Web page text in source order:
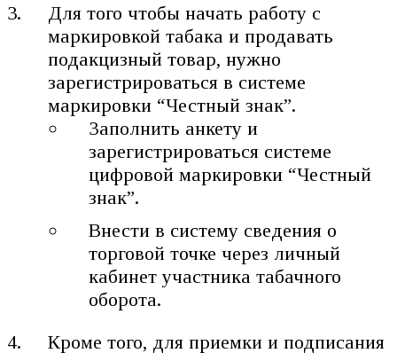
Для того чтобы начать работу с
маркировкой табака и продавать
подакцизный товар, нужно
зарегистрироваться в системе
маркировки “Честный знак”.
Заполнить анкету и
зарегистрироваться системе
цифровой маркировки “Честный
знак”.
Внести в систему сведения о
торговой точке через личный
кабинет участника табачного
оборота.
Кроме того, для приемки и подписания